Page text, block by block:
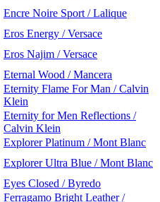
Encre Noire Sport / Lalique
Eros Energy / Versace
Eros Najim / Versace
Eternal Wood / Mancera
Eternity Flame For Man / Calvin
Klein
Eternity for Men Reflections /
Calvin Klein
Explorer Platinum / Mont Blanc
Explorer Ultra Blue / Mont Blanc
Eyes Closed / Byredo
Ferragamo Bright Leather /